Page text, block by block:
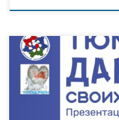
В 2024 году в Тюмени при
продолжается реализация